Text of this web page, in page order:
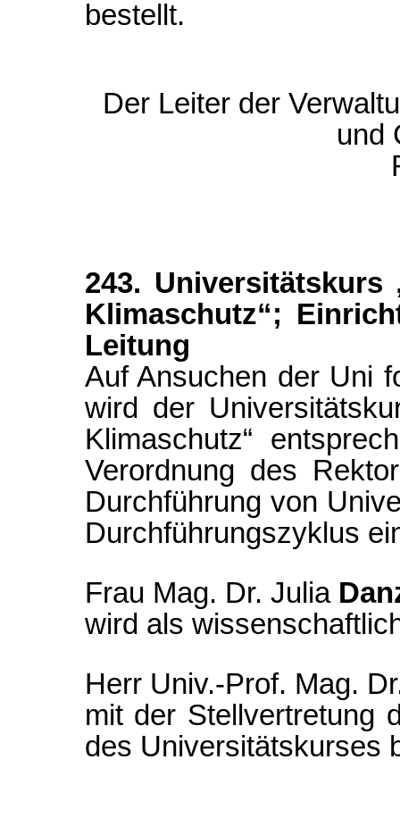
bestellt.
Der Leiter der
und
243. Universitätskurs
Klimaschutz“;
Leitung
Auf Ansuchen der Uni
wird der
Klimaschutz“
Verordnung des
Durchführung von
Durchführungszyklus
Frau Mag. Dr. Julia
wird als
Herr Univ.-Prof. Mag.
mit der Stellvertretung
des Universitätskurses